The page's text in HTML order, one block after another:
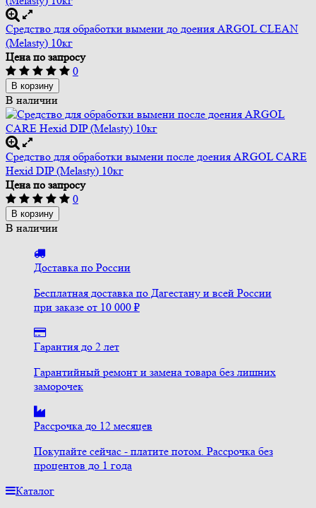
Средство для обработки вымени до доения ARGOL CLEAN
(Melasty) 10кг
Цена по запросу
0
В корзину
В наличии
Средство для обработки вымени после доения ARGOL CARE
Hexid DIP (Melasty) 10кг
Цена по запросу
0
В корзину
В наличии
Доставка по России
Бесплатная доставка по Дагестану и всей России
при заказе от 10 000 ₽
Гарантия до 2 лет
Гарантийный ремонт и замена товара без лишних
заморочек
Рассрочка до 12 месяцев
Покупайте сейчас - платите потом. Рассрочка без
процентов до 1 года
Каталог